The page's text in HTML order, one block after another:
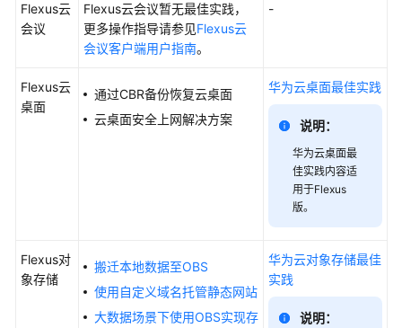
责
任
云
（SLA）
Flexus云
会议
Flexus云会议暂无最佳实践，
更多操作指导请参见Flexus云
会议客户端用户指南。
-
Flexus云
桌面
通过CBR备份恢复云桌面
云桌面安全上网解决方案
华为云桌面最佳实践
说明：
华为云桌面最
佳实践内容适
用于Flexus
版。
Flexus对
象存储
搬迁本地数据至OBS
使用自定义域名托管静态网站
大数据场景下使用OBS实现存
华为云对象存储最佳
实践
说明：